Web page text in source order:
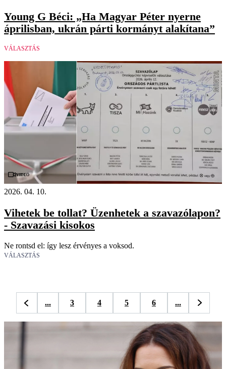
Young G Béci: „Ha Magyar Péter nyerne
áprilisban, ukrán párti kormányt alakítana”
VÁLASZTÁS
Videó
2026. 04. 10.
Vihetek be tollat? Üzenhetek a szavazólapon?
- Szavazási kisokos
Ne rontsd el: így lesz érvényes a voksod.
VÁLASZTÁS
... 3 4 5 6 ...